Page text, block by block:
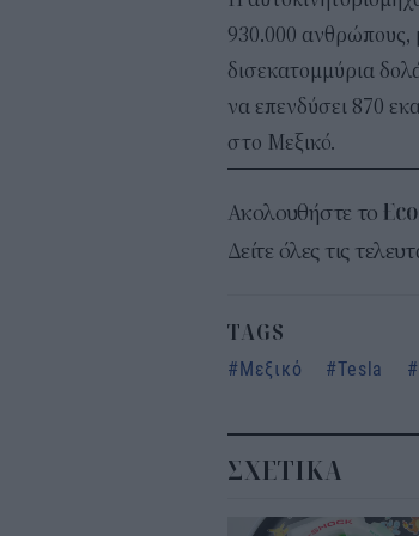
930.000 ανθρώπους,
δισεκατομμύρια
να επενδύσει 870
στο Μεξικό.
Ακολουθήστε το
Δείτε όλες τις
TAGS
Μεξικό
Tesla
ΣΧΕΤΙΚΑ